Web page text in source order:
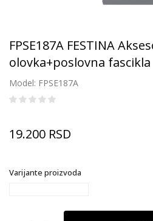
FPSE187A FESTINA
olovka+poslovna fascikla
Model: FPSE187A
19.200 RSD
Varijante proizvoda